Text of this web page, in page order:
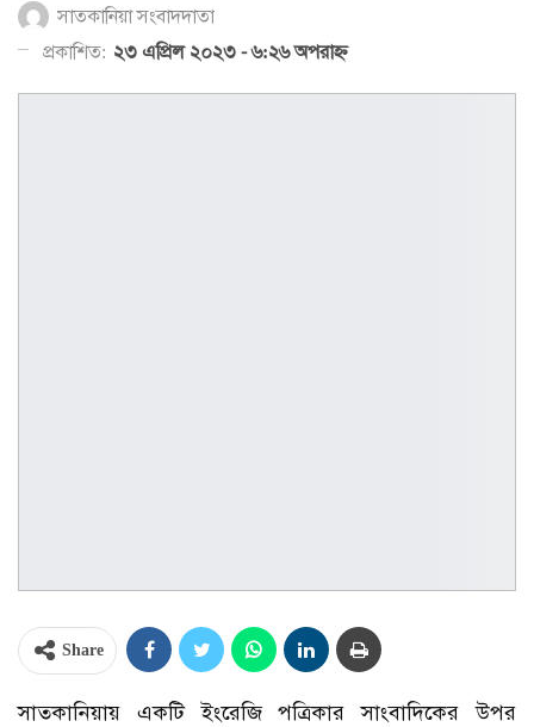
সাতকানিয়া সংবাদদাতা
প্রকাশিত: ২৩ এপ্রিল ২০২৩ - ৬:২৬ অপরাহ্ণ
Share
সাতকানিয়ায় একটি ইংরেজি পত্রিকার সাংবাদিকের উপর